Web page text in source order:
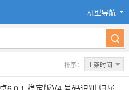
机型导航
排序： 上架时间